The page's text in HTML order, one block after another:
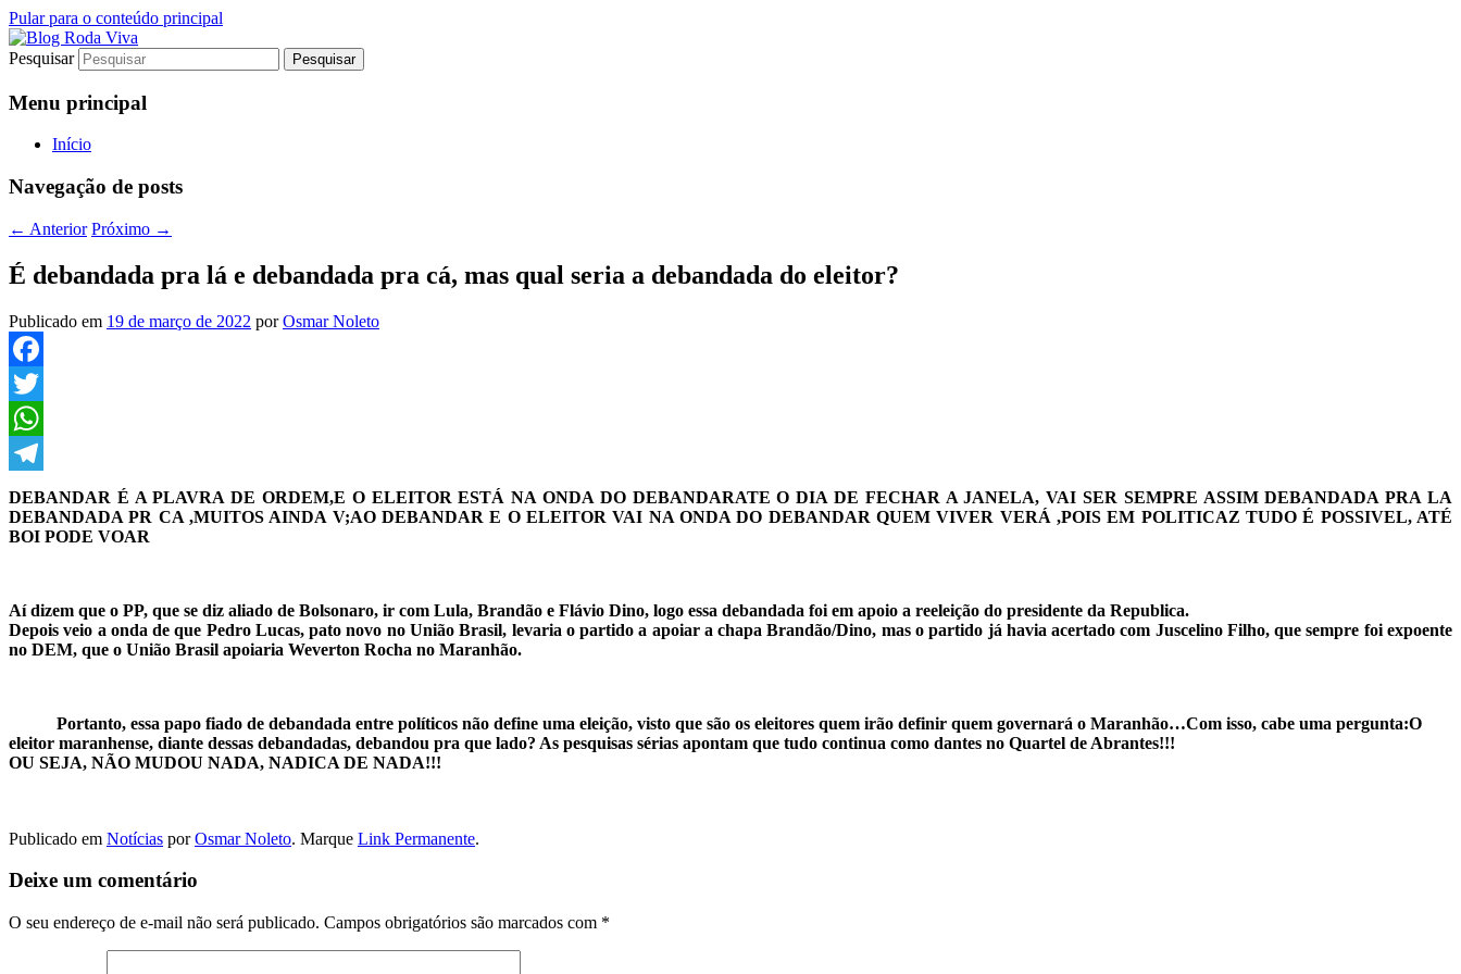
Pular para o conteúdo principal
Blog Roda Viva
Jornalismo sério comprometido com a verdade
Pesquisar
Menu principal
Início
Navegação de posts
← Anterior Próximo →
É debandada pra lá e debandada pra cá, mas qual seria a debandada do eleitor?
Publicado em 19 de março de 2022 porOsmar Noleto
Facebook
Twitter
WhatsApp
Telegram
DEBANDAR É A PLAVRA DE ORDEM,E O ELEITOR ESTÁ NA ONDA DO DEBANDARATE O DIA DE FECHAR A JANELA, VAI SER SEMPRE ASSIM DEBANDADA PRA LA
DEBANDADA PR CA ,MUITOS AINDA V;AO DEBANDAR E O ELEITOR VAI NA ONDA DO DEBANDAR QUEM VIVER VERÁ ,POIS EM POLITICAZ TUDO É POSSIVEL, ATÉ
BOI PODE VOAR
Aí dizem que o PP, que se diz aliado de Bolsonaro, ir com Lula, Brandão e Flávio Dino, logo essa debandada foi em apoio a reeleição do presidente da Republica.
Depois veio a onda de que Pedro Lucas, pato novo no União Brasil, levaria o partido a apoiar a chapa Brandão/Dino, mas o partido já havia acertado com Juscelino Filho, que sempre foi expoente
no DEM, que o União Brasil apoiaria Weverton Rocha no Maranhão.
Portanto, essa papo fiado de debandada entre políticos não define uma eleição, visto que são os eleitores quem irão definir quem governará o Maranhão…Com isso, cabe uma pergunta:O
eleitor maranhense, diante dessas debandadas, debandou pra que lado? As pesquisas sérias apontam que tudo continua como dantes no Quartel de Abrantes!!!
OU SEJA, NÃO MUDOU NADA, NADICA DE NADA!!!
Publicado em Notícias porOsmar Noleto. Marque Link Permanente.
Deixe um comentário
O seu endereço de e-mail não será publicado. Campos obrigatórios são marcados com *